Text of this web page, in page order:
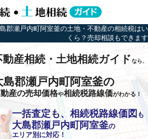
郡瀬戸内町阿室釜の土地・不動産の相続税はい
くら？売却相談もできます
動産相続・土地相続ガイドなら、
島郡瀬戸内町阿室釜の
産の売却価格や相続税路線価がわかる！
一括査定も、相続税路線価図 も
大島郡瀬戸内町阿室釜の
エリア別に対応！